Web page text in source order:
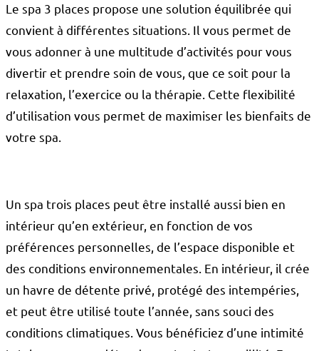
Le spa 3 places propose une solution équilibrée qui
convient à différentes situations. Il vous permet de
vous adonner à une multitude d’activités pour vous
divertir et prendre soin de vous, que ce soit pour la
relaxation, l’exercice ou la thérapie. Cette flexibilité
d’utilisation vous permet de maximiser les bienfaits de
votre spa.
Un spa trois places peut être installé aussi bien en
intérieur qu’en extérieur, en fonction de vos
préférences personnelles, de l’espace disponible et
des conditions environnementales. En intérieur, il crée
un havre de détente privé, protégé des intempéries,
et peut être utilisé toute l’année, sans souci des
conditions climatiques. Vous bénéficiez d’une intimité